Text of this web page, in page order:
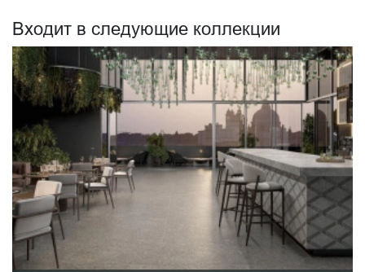
Входит в следующие коллекции